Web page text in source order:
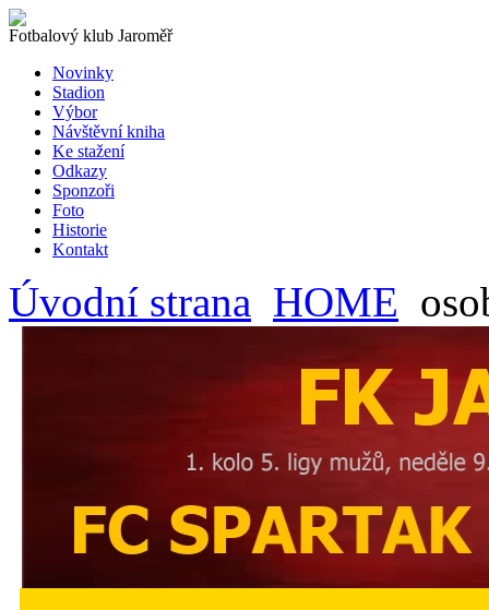
Fotbalový klub Jaroměř
Novinky
Stadion
Výbor
Návštěvní kniha
Ke stažení
Odkazy
Sponzoři
Foto
Historie
Kontakt
Úvodní strana HOME